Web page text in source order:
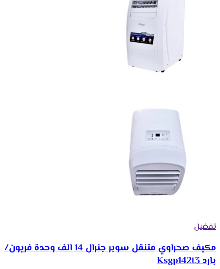
تفضيل
مكيف صحراوي متنقل سوبر جنرال 14 الف وحدة فريون/
بارد Ksgp142t3